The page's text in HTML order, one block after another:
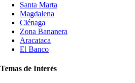
Santa Marta
Magdalena
Ciénaga
Zona Bananera
Aracataca
El Banco
Temas de Interés